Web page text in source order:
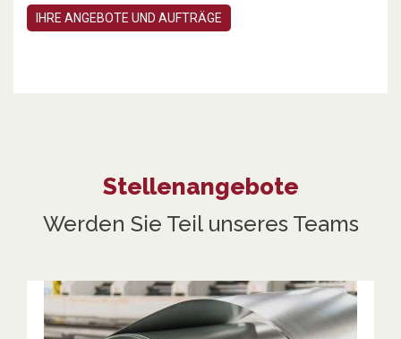
IHRE ANGEBOTE UND AUFTRÄGE
Stellenangebote
Werden Sie Teil unseres Teams